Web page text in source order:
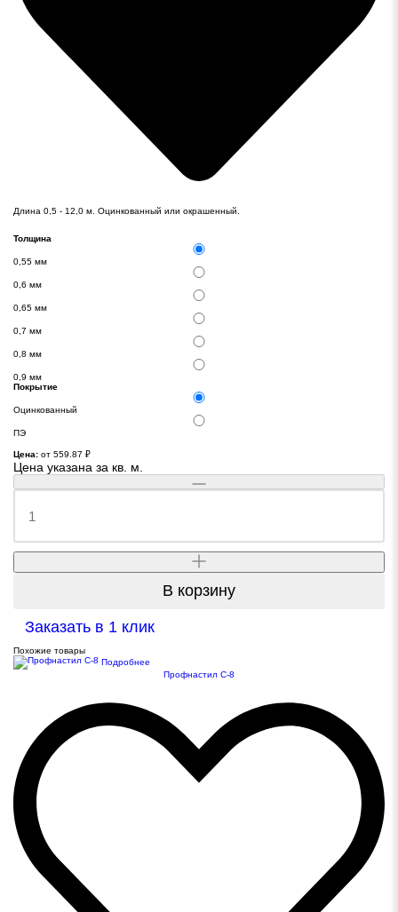
Длина 0,5 - 12,0 м. Оцинкованный или окрашенный.
Толщина
0,55 мм
0,6 мм
0,65 мм
0,7 мм
0,8 мм
0,9 мм
Покрытие
Оцинкованный
ПЭ
Цена: от 559.87 ₽
Цена указана за кв. м.
В корзину
Заказать в 1 клик
Похожие товары
Подробнее
Профнастил С-8